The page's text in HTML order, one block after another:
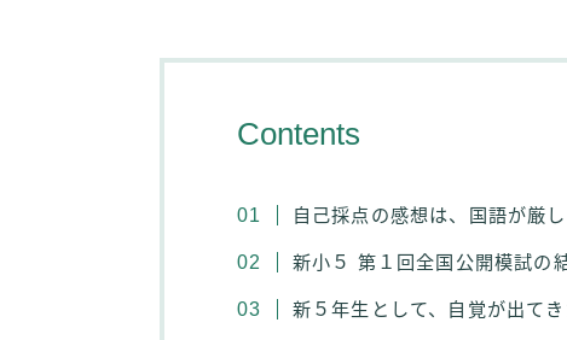
Contents
自己採点の感想は、国語が厳し
新小５ 第１回全国公開模試の
新５年生として、自覚が出てき